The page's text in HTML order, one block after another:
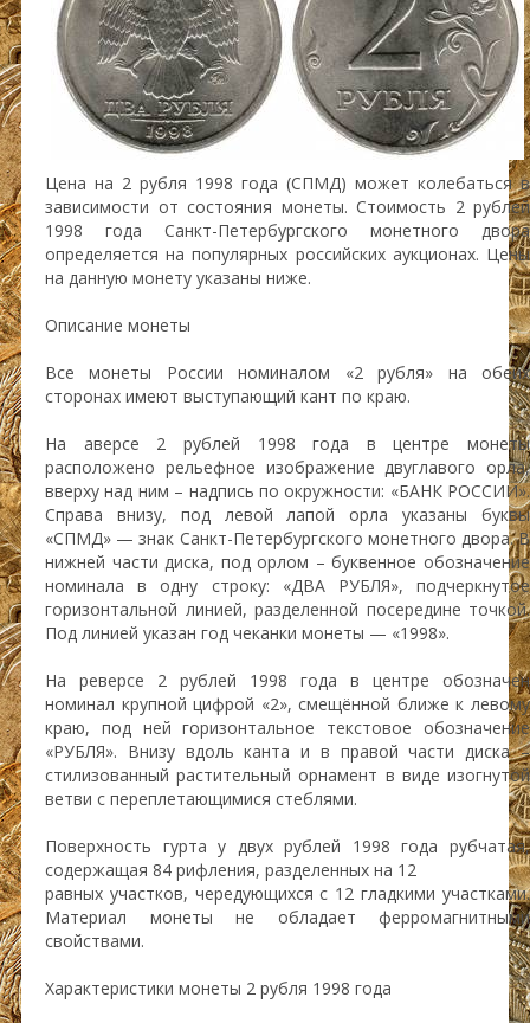
Цена на 2 рубля 1998 года (СПМД) может колебаться в
зависимости от состояния монеты. Стоимость 2 рублей
1998 года Санкт-Петербургского монетного двора
определяется на популярных российских аукционах. Цены
на данную монету указаны ниже.
Описание монеты
Все монеты России номиналом «2 рубля» на обеих
сторонах имеют выступающий кант по краю.
На аверсе 2 рублей 1998 года в центре монеты
расположено рельефное изображение двуглавого орла,
вверху над ним – надпись по окружности: «БАНК РОССИИ».
Справа внизу, под левой лапой орла указаны буквы
«СПМД» — знак Санкт-Петербургского монетного двора. В
нижней части диска, под орлом – буквенное обозначение
номинала в одну строку: «ДВА РУБЛЯ», подчеркнутое
горизонтальной линией, разделенной посередине точкой.
Под линией указан год чеканки монеты — «1998».
На реверсе 2 рублей 1998 года в центре обозначен
номинал крупной цифрой «2», смещённой ближе к левому
краю, под ней горизонтальное текстовое обозначение
«РУБЛЯ». Внизу вдоль канта и в правой части диска –
стилизованный растительный орнамент в виде изогнутой
ветви с переплетающимися стеблями.
Поверхность гурта у двух рублей 1998 года рубчатая,
содержащая 84 рифления, разделенных на 12
равных участков, чередующихся с 12 гладкими участками.
Материал монеты не обладает ферромагнитными
свойствами.
Характеристики монеты 2 рубля 1998 года